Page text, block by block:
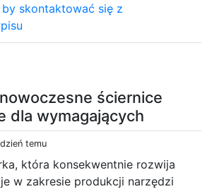
ściernice
dla wymagających
temu
która konsekwentnie rozwija
w zakresie produkcji narzędzi
by skontaktować się z